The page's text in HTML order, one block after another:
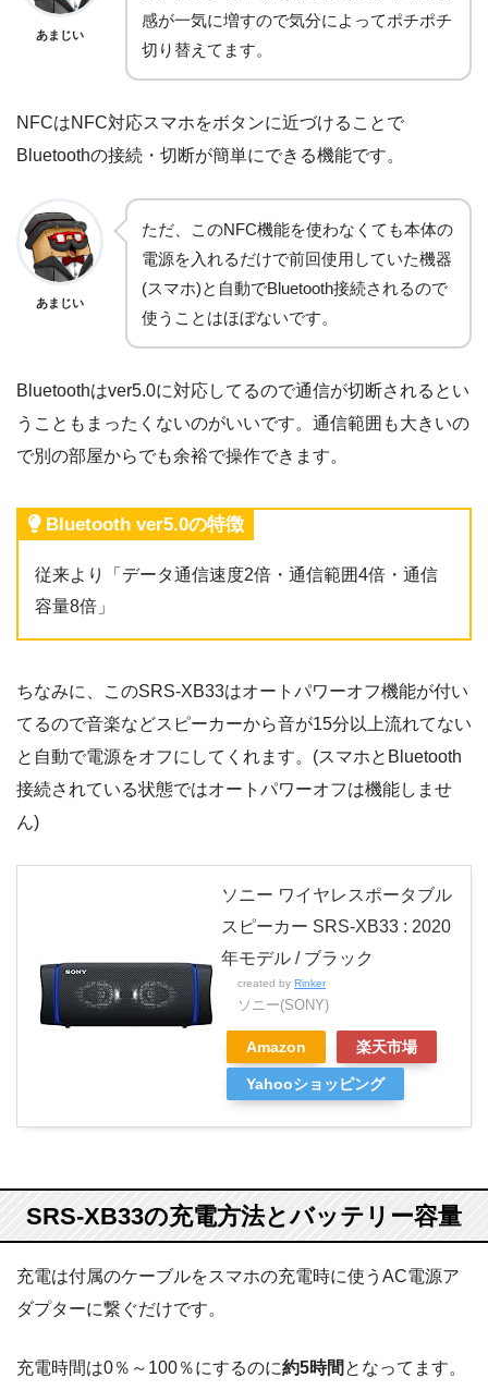
あまじい
感が一気に増すので気分によってポチポチ
切り替えてます。
NFCはNFC対応スマホをボタンに近づけることで
Bluetoothの接続・切断が簡単にできる機能です。
あまじい
ただ、このNFC機能を使わなくても本体の
電源を入れるだけで前回使用していた機器
(スマホ)と自動でBluetooth接続されるので
使うことはほぼないです。
Bluetoothはver5.0に対応してるので通信が切断されるとい
うこともまったくないのがいいです。通信範囲も大きいの
で別の部屋からでも余裕で操作できます。
Bluetooth ver5.0の特徴
従来より「データ通信速度2倍・通信範囲4倍・通信
容量8倍」
ちなみに、このSRS-XB33はオートパワーオフ機能が付い
てるので音楽などスピーカーから音が15分以上流れてない
と自動で電源をオフにしてくれます。(スマホとBluetooth
接続されている状態ではオートパワーオフは機能しませ
ん)
ソニー ワイヤレスポータブル
スピーカー SRS-XB33 : 2020
年モデル / ブラック
created by Rinker
ソニー(SONY)
Amazon 楽天市場
Yahooショッピング
SRS-XB33の充電方法とバッテリー容量
充電は付属のケーブルをスマホの充電時に使うAC電源ア
ダプターに繋ぐだけです。
充電時間は0％～100％にするのに約5時間 となってます。